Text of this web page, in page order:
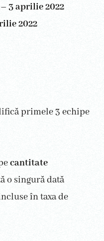
3 aprilie 2022
2022
primele 3 echipe
cantitate
o singură dată
în taxa de